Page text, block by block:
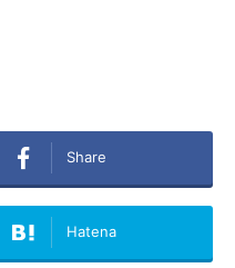
Share
Hatena